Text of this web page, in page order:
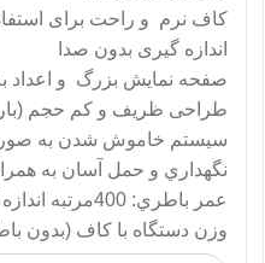
کاف نرم و راحت برای
اندازه گیری بدون صدا
صفحه نمایش بزرگ و
طراحی ظریف و کم حجم
سیستم خاموش شدن به
نگهداري و حمل آسان به
عمر باطري: 400مرتبه اندازه گيري(با باطري آلکالاين)
وزن دستگاه با کاف (بدون باطري):